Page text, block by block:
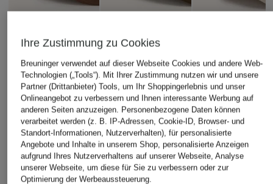
ARMEDANGELS
Cap YENAAS BOLD
39,90 €
ARMEDANGELS
Cap YENAAS BOLD
39,90 €
OH APRIL
Cap AVIVA
39,99 €
Ihre Zustimmung zu Cookies
Breuninger verwendet auf dieser Webseite Cookies und andere Web-
Technologien („Tools“). Mit Ihrer Zustimmung nutzen wir und unsere
Partner (Drittanbieter) Tools, um Ihr Shoppingerlebnis und unser
Onlineangebot zu verbessern und Ihnen interessante Werbung auf
anderen Seiten anzuzeigen. Personenbezogene Daten können
verarbeitet werden (z. B. IP-Adressen, Cookie-ID, Browser- und
Standort-Informationen, Nutzerverhalten), für personalisierte
Angebote und Inhalte in unserem Shop, personalisierte Anzeigen
aufgrund Ihres Nutzerverhaltens auf unserer Webseite, Analyse
unserer Webseite, um diese für Sie zu verbessern oder zur
Optimierung der Werbeaussteuerung.